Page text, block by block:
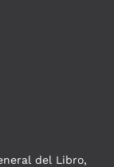
del Libro,